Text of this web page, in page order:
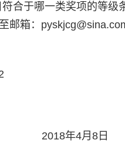
合于哪一类奖项的等级
邮箱：
年4月8日